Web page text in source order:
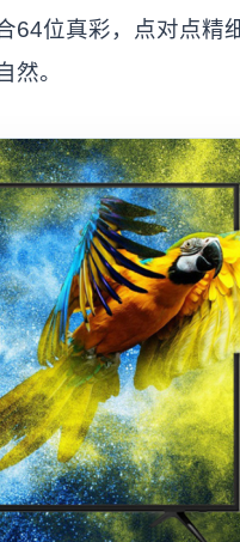
64位真彩，点对点精
然。